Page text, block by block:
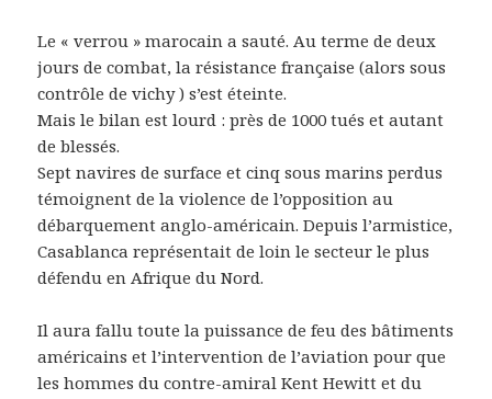
Le « verrou » marocain a sauté. Au terme de deux
jours de combat, la résistance française (alors sous
contrôle de vichy ) s’est éteinte.
Mais le bilan est lourd : près de 1000 tués et autant
de blessés.
Sept navires de surface et cinq sous marins perdus
témoignent de la violence de l’opposition au
débarquement anglo-américain. Depuis l’armistice,
Casablanca représentait de loin le secteur le plus
défendu en Afrique du Nord.
Il aura fallu toute la puissance de feu des bâtiments
américains et l’intervention de l’aviation pour que
les hommes du contre-amiral Kent Hewitt et du